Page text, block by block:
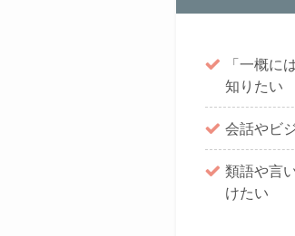
「一概に
知りたい
会話やビ
類語や言
けたい